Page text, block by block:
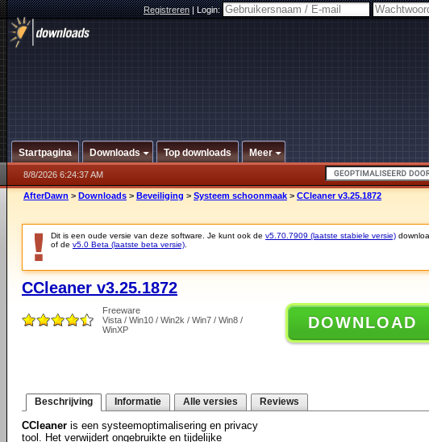
Registreren|Login:
Startpagina Downloads Top downloads Meer
8/8/2026 6:24:37 AM
AfterDawn > Downloads > Beveiliging > Systeem schoonmaak > CCleaner v3.25.1872
Dit is een oude versie van deze software. Je kunt ook de v5.70.7909 (laatste stabiele versie)
of de v5.0 Beta (laatste beta versie)
CCleaner v3.25.1872
Freeware
Vista / Win10 / Win2k / Win7 / Win8 /
WinXP
DOWNLOAD
Beschrijving Informatie Alle versies Reviews
CCleaner is een systeemoptimalisering en privacy
tool. Het verwijdert ongebruikte en tijdelijke